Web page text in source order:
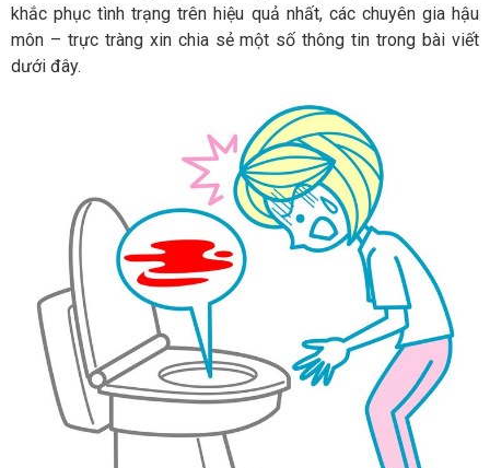
khắc phục tình trạng trên hiệu quả nhất, các chuyên gia hậu
môn – trực tràng xin chia sẻ một số thông tin trong bài viết
dưới đây.